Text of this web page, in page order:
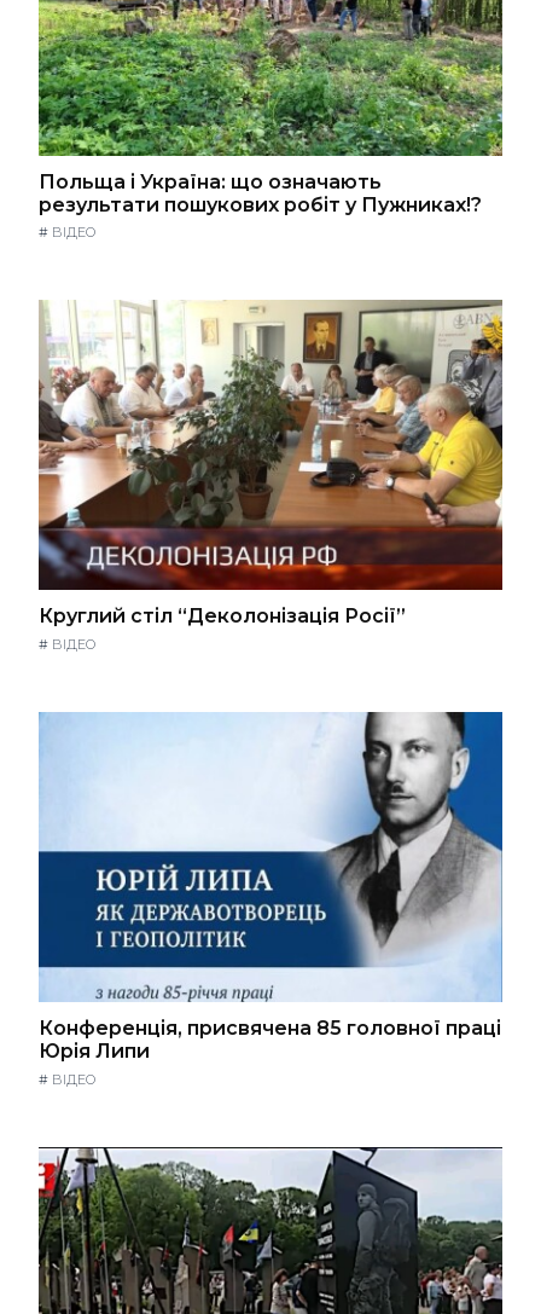
Польща і Україна: що означають
результати пошукових робіт у Пужниках!?
# ВІДЕО
Круглий стіл “Деколонізація Росії”
# ВІДЕО
Конференція, присвячена 85 головної праці
Юрія Липи
# ВІДЕО